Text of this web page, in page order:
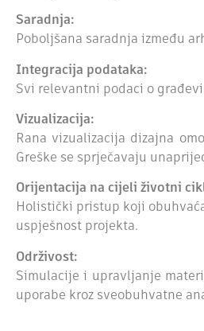
Saradnja:
Poboljšana saradnja između
Integracija podataka:
Svi relevantni podaci o
Vizualizacija:
Rana vizualizacija dizajna
Greške se sprječavaju
Orijentacija na cijeli životni
Holistički pristup koji
uspješnost projekta.
Održivost:
Simulacije i upravljanje
uporabe kroz sveobuhvatne